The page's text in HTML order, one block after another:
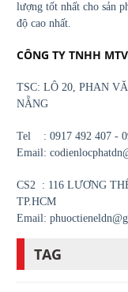
lượng tốt nhất cho sản
độ cao nhất.
CÔNG TY TNHH
TSC: LÔ 20, PHAN
NẴNG
Tel : 0917 492 407 -
Email:
CS2 : 116 LƯƠNG
TP.HCM
Email:
TAG